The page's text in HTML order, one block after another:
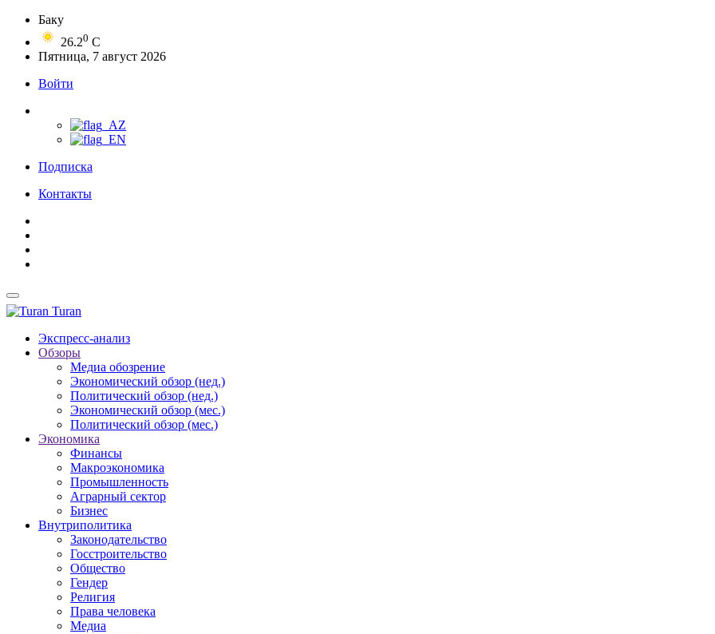
Баку
26.20 C
Пятница, 7 август 2026
Войти
Подписка
Контакты
Turan
Экспресс-анализ
Обзоры
Медиа обозрение
Экономический обзор (нед.)
Политический обзор (нед.)
Экономический обзор (мес.)
Политический обзор (мес.)
Экономика
Финансы
Макроэкономика
Промышленность
Аграрный сектор
Бизнес
Внутриполитика
Законодательство
Госстроительство
Общество
Гендер
Религия
Права человека
Медиа